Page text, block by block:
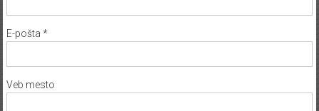
E-pošta *
Veb mesto